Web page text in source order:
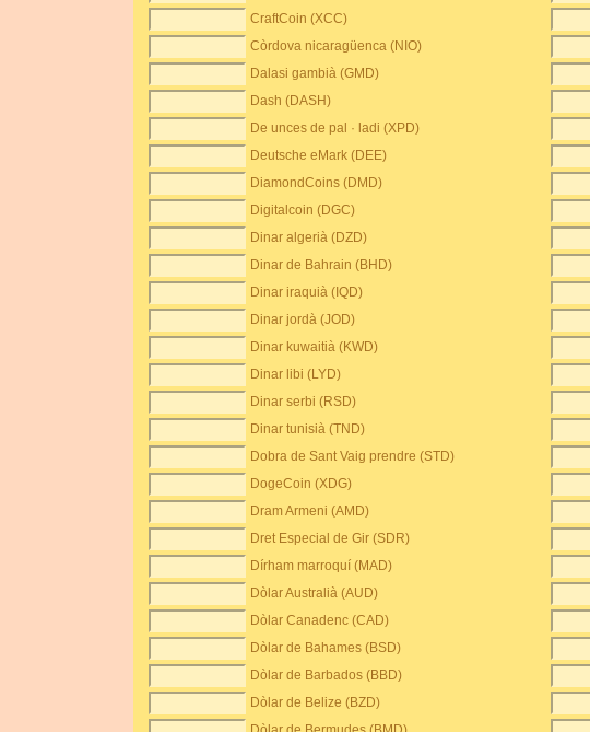
CraftCoin (XCC)
Còrdova nicaragüenca (NIO)
Dalasi gambià (GMD)
Dash (DASH)
De unces de pal · ladi (XPD)
Deutsche eMark (DEE)
DiamondCoins (DMD)
Digitalcoin (DGC)
Dinar algerià (DZD)
Dinar de Bahrain (BHD)
Dinar iraquià (IQD)
Dinar jordà (JOD)
Dinar kuwaitià (KWD)
Dinar libi (LYD)
Dinar serbi (RSD)
Dinar tunisià (TND)
Dobra de Sant Vaig prendre (STD)
DogeCoin (XDG)
Dram Armeni (AMD)
Dret Especial de Gir (SDR)
Dírham marroquí (MAD)
Dòlar Australià (AUD)
Dòlar Canadenc (CAD)
Dòlar de Bahames (BSD)
Dòlar de Barbados (BBD)
Dòlar de Belize (BZD)